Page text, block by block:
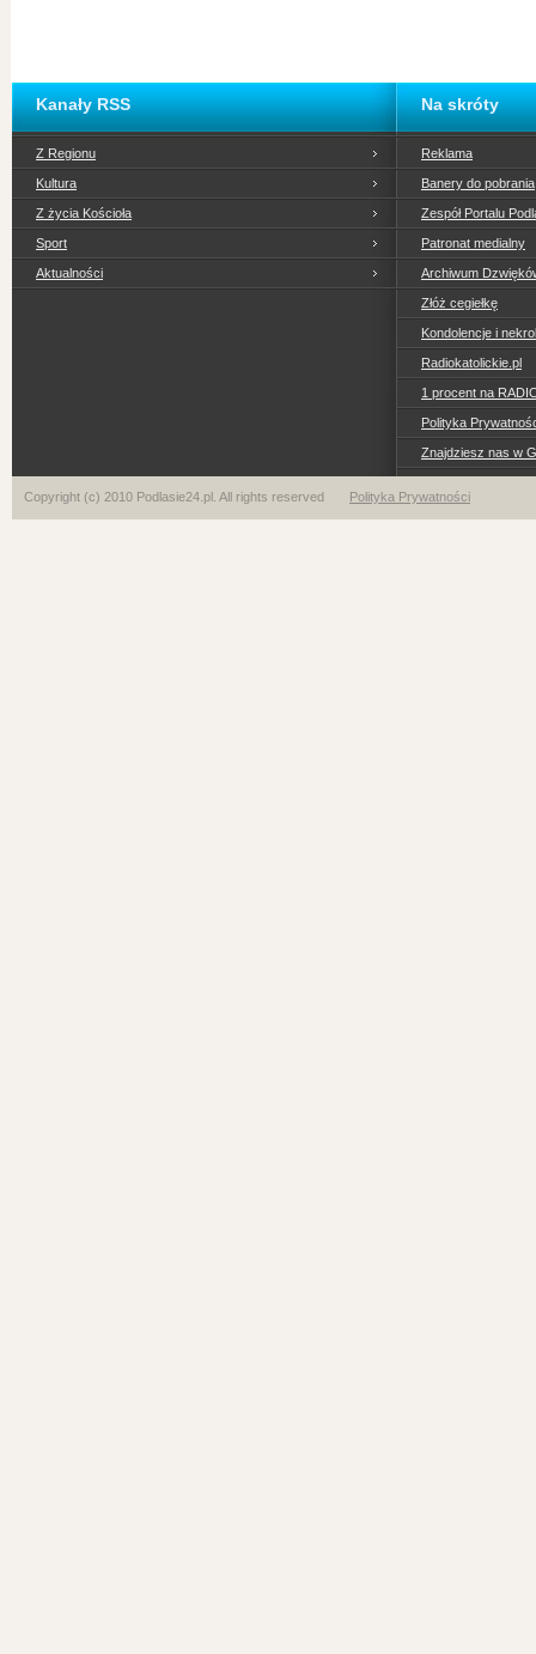
Kanały RSS
Z Regionu
Kultura
Z życia Kościoła
Sport
Aktualności
Na skróty
Reklama
Banery do pobrania
Zespół Portalu
Patronat medialny
Archiwum
Złóż cegiełkę
Kondolencje i
Radiokatolickie.pl
1 procent na
Polityka
Znajdziesz nas w
Copyright (c) 2010 Podlasie24.pl. All rights reserved Polityka Prywatności